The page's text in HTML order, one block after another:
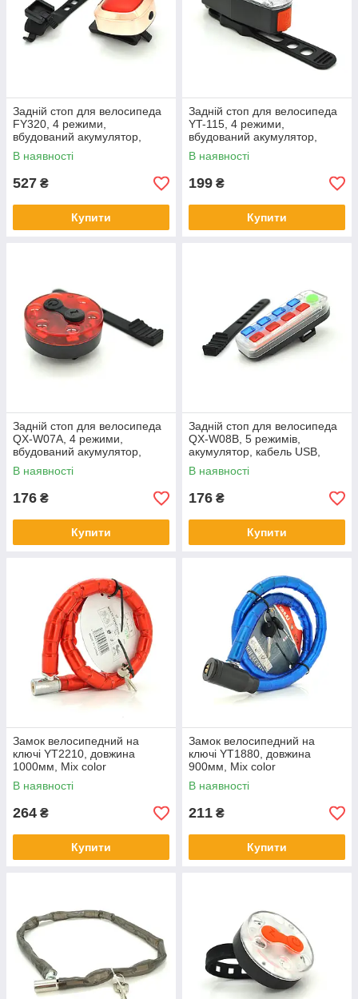
Задній стоп для велосипеда
FY320, 4 режими,
вбудований акумулятор,
кабель USB, Red, Box
В наявності
527 ₴
Купити
Задній стоп для велосипеда
YT-115, 4 режими,
вбудований акумулятор,
кабель USB, Mix color, Box
В наявності
199 ₴
Купити
Задній стоп для велосипеда
QX-W07A, 4 режими,
вбудований акумулятор,
кабель USB, Red, Box
В наявності
176 ₴
Купити
Задній стоп для велосипеда
QX-W08B, 5 режимів,
акумулятор, кабель USB,
Red/Blue, Box
В наявності
176 ₴
Купити
Замок велосипедний на
ключі YT2210, довжина
1000мм, Mix color
В наявності
264 ₴
Купити
Замок велосипедний на
ключі YT1880, довжина
900мм, Mix color
В наявності
211 ₴
Купити